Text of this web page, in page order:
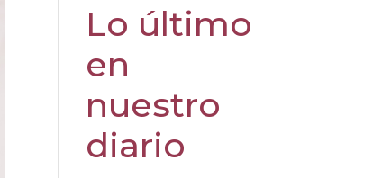
Lo último
en
nuestro
diario